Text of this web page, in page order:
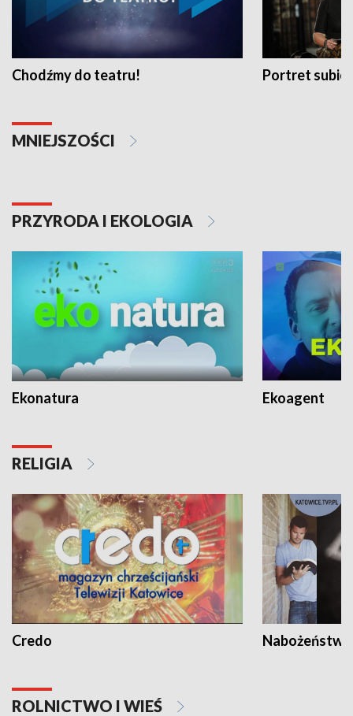
Chodźmy do teatru! Portret
MNIEJSZOŚCI
PRZYRODA I EKOLOGIA
Ekonatura Ekoagent
RELIGIA
Credo
ROLNICTWO I WIEŚ